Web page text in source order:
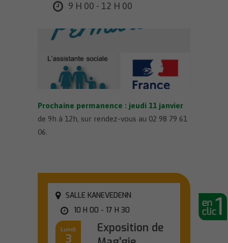
9 H 00 - 12 H 00
Prochaine permanence : jeudi 11 janvier
de 9h à 12h, sur rendez-vous au 02 98 79 61
06.
SALLE KANEVEDENN
10 H 00 - 17 H 30
Lundi
3
Exposition de